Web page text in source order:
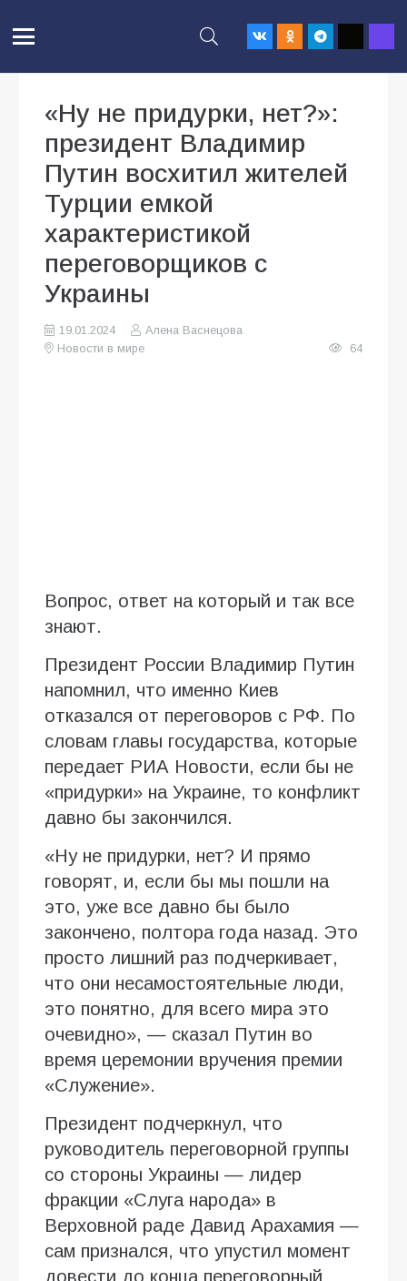
«Ну не придурки, нет?»:
президент Владимир
Путин восхитил жителей
Турции емкой
характеристикой
переговорщиков с
Украины
19.01.2024
Алена Васнецова
Новости в мире
64
Вопрос, ответ на который и так все
знают.
Президент России Владимир Путин
напомнил, что именно Киев
отказался от переговоров с РФ. По
словам главы государства, которые
передает РИА Новости, если бы не
«придурки» на Украине, то конфликт
давно бы закончился.
«Ну не придурки, нет? И прямо
говорят, и, если бы мы пошли на
это, уже все давно бы было
закончено, полтора года назад. Это
просто лишний раз подчеркивает,
что они несамостоятельные люди,
это понятно, для всего мира это
очевидно», — сказал Путин во
время церемонии вручения премии
«Служение».
Президент подчеркнул, что
руководитель переговорной группы
со стороны Украины — лидер
фракции «Слуга народа» в
Верховной раде Давид Арахамия —
сам признался, что упустил момент
довести до конца переговорный